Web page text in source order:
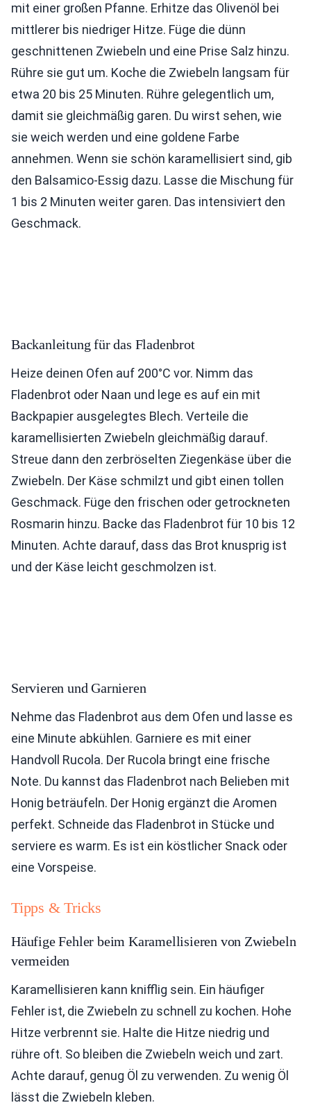
mit einer großen Pfanne. Erhitze das Olivenöl bei
mittlerer bis niedriger Hitze. Füge die dünn
geschnittenen Zwiebeln und eine Prise Salz hinzu.
Rühre sie gut um. Koche die Zwiebeln langsam für
etwa 20 bis 25 Minuten. Rühre gelegentlich um,
damit sie gleichmäßig garen. Du wirst sehen, wie
sie weich werden und eine goldene Farbe
annehmen. Wenn sie schön karamellisiert sind, gib
den Balsamico-Essig dazu. Lasse die Mischung für
1 bis 2 Minuten weiter garen. Das intensiviert den
Geschmack.
Backanleitung für das Fladenbrot
Heize deinen Ofen auf 200°C vor. Nimm das
Fladenbrot oder Naan und lege es auf ein mit
Backpapier ausgelegtes Blech. Verteile die
karamellisierten Zwiebeln gleichmäßig darauf.
Streue dann den zerbröselten Ziegenkäse über die
Zwiebeln. Der Käse schmilzt und gibt einen tollen
Geschmack. Füge den frischen oder getrockneten
Rosmarin hinzu. Backe das Fladenbrot für 10 bis 12
Minuten. Achte darauf, dass das Brot knusprig ist
und der Käse leicht geschmolzen ist.
Servieren und Garnieren
Nehme das Fladenbrot aus dem Ofen und lasse es
eine Minute abkühlen. Garniere es mit einer
Handvoll Rucola. Der Rucola bringt eine frische
Note. Du kannst das Fladenbrot nach Belieben mit
Honig beträufeln. Der Honig ergänzt die Aromen
perfekt. Schneide das Fladenbrot in Stücke und
serviere es warm. Es ist ein köstlicher Snack oder
eine Vorspeise.
Tipps & Tricks
Häufige Fehler beim Karamellisieren von Zwiebeln
vermeiden
Karamellisieren kann knifflig sein. Ein häufiger
Fehler ist, die Zwiebeln zu schnell zu kochen. Hohe
Hitze verbrennt sie. Halte die Hitze niedrig und
rühre oft. So bleiben die Zwiebeln weich und zart.
Achte darauf, genug Öl zu verwenden. Zu wenig Öl
lässt die Zwiebeln kleben.